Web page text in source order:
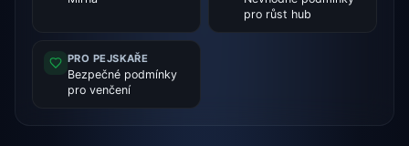
pro růst hub
PRO PEJSKAŘE
Bezpečné podmínky
pro venčení